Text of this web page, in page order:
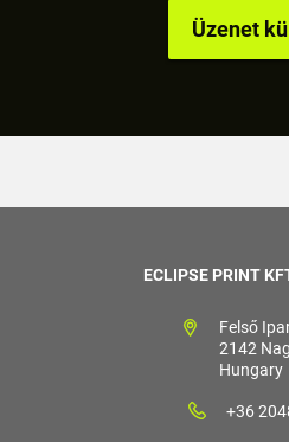
ECLIPSE PRINT
Felső
2142
Hungary
+36